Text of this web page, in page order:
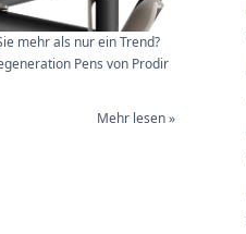
mehr als nur ein Trend?
Pens von Prodir
Mehr lesen »